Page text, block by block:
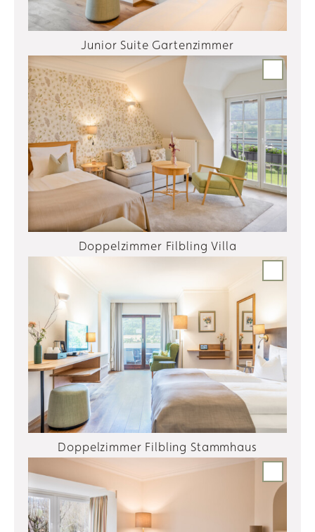
Junior Suite Gartenzimmer
Doppelzimmer Filbling Villa
Doppelzimmer Filbling Stammhaus